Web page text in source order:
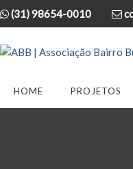
(31) 98654-0010
HOME PROJETOS